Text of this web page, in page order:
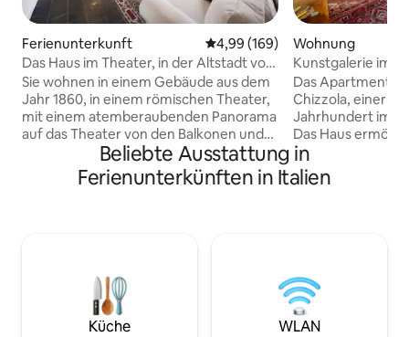
Ferienunterkunft Durchschnittliche Bewertung:
4,99 (169)
Das Haus im Theater, in der Altstadt von
Catania.
Sie wohnen in einem Gebäude aus dem
Jahr 1860, in einem römischen Theater,
mit einem atemberaubenden Panorama
auf das Theater von den Balkonen und
Fenstern des Hauses. Das Licht wird
euch überraschen. Sie befinden sich im
historischen Zentrum der Stadt, mit den
unsere Gäste, die mit ihren
Bewertungen unsere Unterkunft
bestmöglich präsentieren. Wenn Sie sich
für dieses Haus entscheiden, werden Sie
Wohnung
Kunstgalerie im
Dogeshouse
Das Apartment
Chizzola, einer
Jahrhundert im
Das Haus
angenehme
Atmosphäre
verbringen. Die
historischem und
Interesse wie
Sociale,
Beliebte Ausstattung in
Ferienunterkünften in Italien
Küche WLAN